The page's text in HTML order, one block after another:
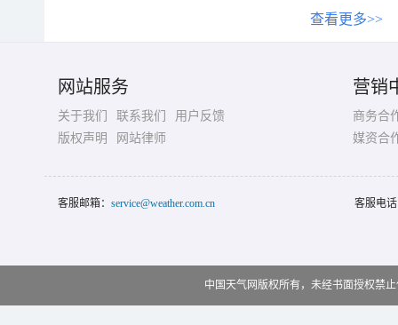
查看更多>>
网站服务
关于我们 联系我们
用户反馈
版权声明
网站律师
营销
商务合
媒资合
客服邮箱： service@weather.com.cn 客服电
中国天气网版权所有，未经书面授权